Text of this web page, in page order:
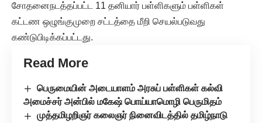
சோதனைநடத்தப்பட்ட 11 தனியார் பள்ளிகளும் பள்ளிகள்
கட்டண ஒழுங்குமுறை சட்டத்தை மீறி செயல்படுவது
கண்டுபிடிக்கப்பட்டது.
Read More
பெருமையின் அடையாளம் அரசுப் பள்ளிகள் கல்வி
அமைச்சர் அன்பில் மகேஷ் பொய்யாமொழி பெருமிதம்
முத்தமிழறிஞர் கலைஞர் நினைவிடத்தில் தமிழ்நாடு